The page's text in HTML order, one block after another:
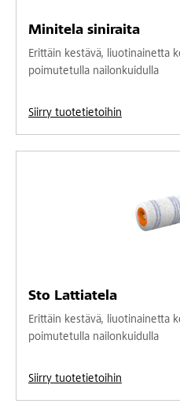
Minitela siniraita
Erittäin kestävä, liuotinainetta
poimutetulla nailonkuidulla
Siirry tuotetietoihin
Sto Lattiatela
Erittäin kestävä, liuotinainetta
poimutetulla nailonkuidulla
Siirry tuotetietoihin